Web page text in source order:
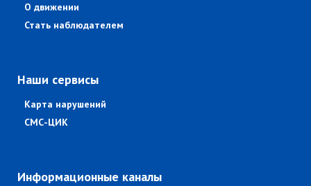
О движении
Стать наблюдателем
Наши сервисы
Карта нарушений
СМС-ЦИК
Информационные каналы